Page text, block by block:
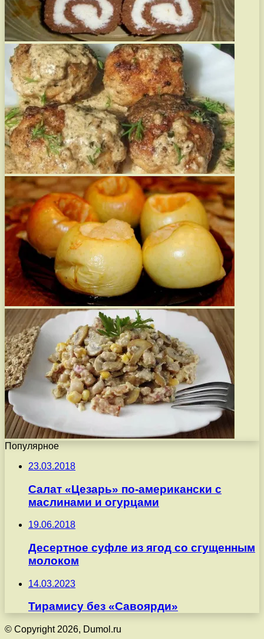
Популярное
23.03.2018
Салат «Цезарь» по-американски с
маслинами и огурцами
19.06.2018
Десертное суфле из ягод со сгущенным
молоком
14.03.2023
Тирамису без «Савоярди»
© Copyright 2026, Dumol.ru